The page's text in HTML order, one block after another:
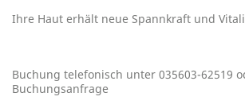
Ihre Haut erhält neue Spannkraft und
Buchung telefonisch unter 035603-62519
Buchungsanfrage